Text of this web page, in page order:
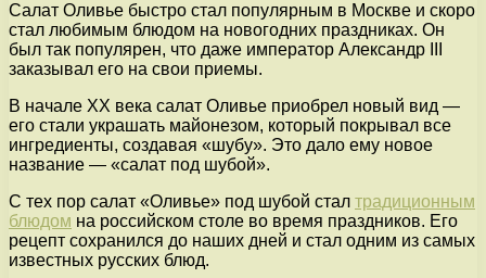
Салат Оливье быстро стал популярным в Москве и скоро
стал любимым блюдом на новогодних праздниках. Он
был так популярен, что даже император Александр III
заказывал его на свои приемы.
В начале XX века салат Оливье приобрел новый вид —
его стали украшать майонезом, который покрывал все
ингредиенты, создавая «шубу». Это дало ему новое
название — «салат под шубой».
С тех пор салат «Оливье» под шубой стал традиционным
блюдом на российском столе во время праздников. Его
рецепт сохранился до наших дней и стал одним из самых
известных русских блюд.